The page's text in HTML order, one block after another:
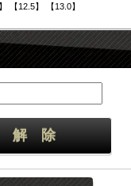
【12.5】 【13.0】